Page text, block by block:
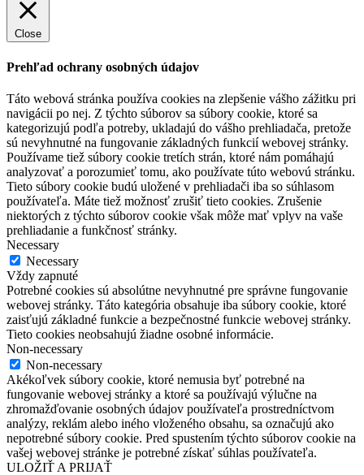
Close
Prehľad ochrany osobných údajov
Táto webová stránka používa cookies na zlepšenie vášho zážitku pri
navigácii po nej. Z týchto súborov sa súbory cookie, ktoré sa
kategorizujú podľa potreby, ukladajú do vášho prehliadača, pretože
sú nevyhnutné na fungovanie základných funkcií webovej stránky.
Používame tiež súbory cookie tretích strán, ktoré nám pomáhajú
analyzovať a porozumieť tomu, ako používate túto webovú stránku.
Tieto súbory cookie budú uložené v prehliadači iba so súhlasom
používateľa. Máte tiež možnosť zrušiť tieto cookies. Zrušenie
niektorých z týchto súborov cookie však môže mať vplyv na vaše
prehliadanie a funkčnosť stránky.
Necessary
Necessary
Vždy zapnuté
Potrebné cookies sú absolútne nevyhnutné pre správne fungovanie
webovej stránky. Táto kategória obsahuje iba súbory cookie, ktoré
zaisťujú základné funkcie a bezpečnostné funkcie webovej stránky.
Tieto cookies neobsahujú žiadne osobné informácie.
Non-necessary
Non-necessary
Akékoľvek súbory cookie, ktoré nemusia byť potrebné na
fungovanie webovej stránky a ktoré sa používajú výlučne na
zhromažďovanie osobných údajov používateľa prostredníctvom
analýzy, reklám alebo iného vloženého obsahu, sa označujú ako
nepotrebné súbory cookie. Pred spustením týchto súborov cookie na
vašej webovej stránke je potrebné získať súhlas používateľa.
ULOŽIŤ A PRIJAŤ